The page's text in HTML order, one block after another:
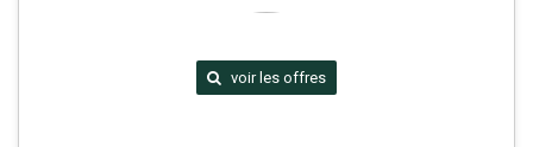
voir les offres